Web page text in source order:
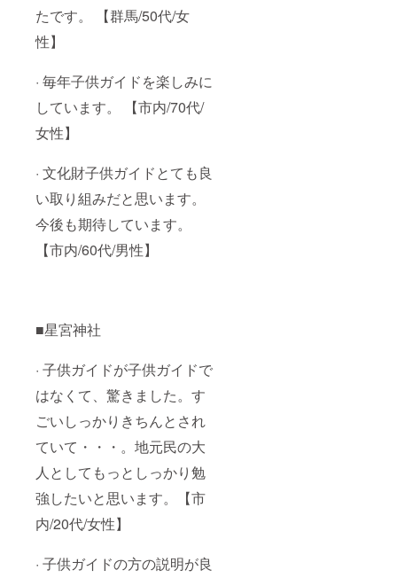
たです。 【群馬/50代/女
性】
· 毎年子供ガイドを楽しみに
しています。 【市内/70代/
女性】
· 文化財子供ガイドとても良
い取り組みだと思います。
今後も期待しています。
【市内/60代/男性】
■星宮神社
· 子供ガイドが子供ガイドで
はなくて、驚きました。す
ごいしっかりきちんとされ
ていて・・・。地元民の大
人としてもっとしっかり勉
強したいと思います。【市
内/20代/女性】
· 子供ガイドの方の説明が良